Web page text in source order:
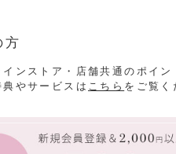
方
ンストア・店舗共通のポイン
やサービスは こちら をご覧く